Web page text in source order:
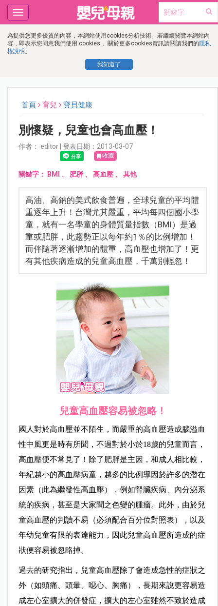
為提供您更多優質的內容，本網站使用cookies分析技術。若繼續閱覽本網站內
容，即表示您同意我們使用 cookies， 關於更多cookies資訊請閱讀我們的隱私
權說明 。
我知道了
Toggle
navigation
首頁 育兒 寶貝健康
別懷疑，兒童也會高血壓！
作者： editor | 發表日期：2013-03-07
收藏
關鍵字： BMI 、 肥胖、 高血壓、 其他
高油、高鈉的美式飲食普遍，全球兒童的平均體
重逐年上升！台灣尤其嚴重，平均每四個國小學
童，就有一名學童的身體質量指數（BMI）是過
重或肥胖，此趨勢正以每年約1％的比例增加！
而伴隨著逐漸增加的體重，高血壓也增加了！更
有其他疾病造成的兒童高血壓，千萬別輕忽！
兒童高血壓容易被忽略！
國人對於高血壓並不陌生，而嚴重的高血壓造成腦溢血
性中風更是時有所聞，不過對於小於18歲的兒童而言，
高血壓便不常見了！除了肥胖是主因，和成人相比較，
年紀越小的高血壓病童，越多的比例導因於許多的潛在
因素（此為繼發性高血壓），例如腎臟疾病、內分泌系
統的疾病，甚至是大家聞之色變的腫瘤。此外，由於兒
童高血壓的判讀不易（必須配合百分位對照表），以及
年幼兒童有限的表達能力，因此兒童高血壓所造成的症
狀便容易被忽略掉。
過去的研究指出，兒童高血壓除了會造成急性的症狀之
外（如頭痛、頭暈、噁心、胸痛），長期來說更容易造
成左心室擴大的併發症，擴大的左心室雖然不致於造成